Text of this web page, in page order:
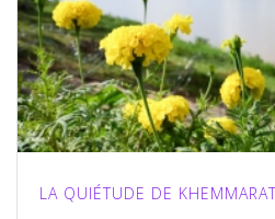
LA QUIÉTUDE DE KHEMMARAT